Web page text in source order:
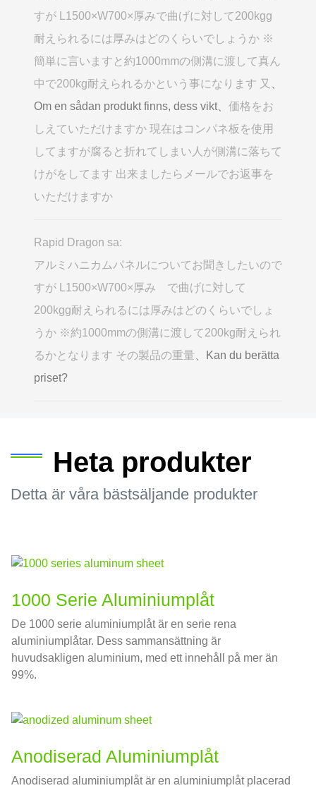
すが L1500×W700×厚みで曲げに対して200kgg
耐えられるには厚みはどのくらいでしょうか ※
簡単に言いますと約1000mmの側溝に渡して真ん
中で200kg耐えられるかという事になります 又
Om en sådan produkt finns, dess vikt、 価格をお
しえていただけますか 現在はコンパネ板を使用
してますが腐ると折れてしまい人が側溝に落ちて
けがをしてます 出来ましたらメールでお返事を
いただけますか
Rapid Dragon sa:
アルミハニカムパネルについてお聞きしたいので
すが L1500×W700×厚み で曲げに対して
200kgg耐えられるには厚みはどのくらいでしょ
うか ※約1000mmの側溝に渡して200kg耐えられ
るかとなります その製品の重量 、Kan du berätta
priset?
Heta produkter
Detta är våra bästsäljande produkter
1000 Serie Aluminiumplåt
De 1000 serie aluminiumplåt är en serie rena
aluminiumplåtar. Dess sammansättning är
huvudsakligen aluminium, med ett innehåll på mer än
99%.
Anodiserad Aluminiumplåt
Anodiserad aluminiumplåt är en aluminiumplåt placerad